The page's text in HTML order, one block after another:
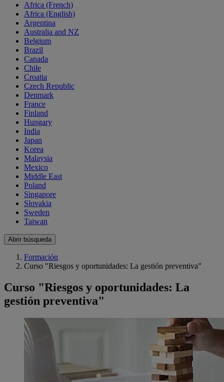
Africa (French)
Africa (English)
Argentina
Australia and NZ
Belgium
Brazil
Canada
Chile
Croatia
Czech Republic
Denmark
France
Finland
Hungary
India
Japan
Korea
Malaysia
Mexico
Middle East
Poland
Singapore
Slovakia
Sweden
Taiwan
Abrir búsqueda
Formación
Curso "Riesgos y oportunidades: La gestión preventiva"
Curso "Riesgos y oportunidades: La
gestión preventiva"